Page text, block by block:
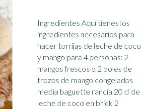
Ingredientes Aquí tienes los
ingredientes necesarios para
hacer torrijas de leche de coco
y mango para 4 personas: 2
mangos frescos o 2 boles de
trozos de mango congelados
media baguette rancia 20 cl de
leche de coco en brick 2